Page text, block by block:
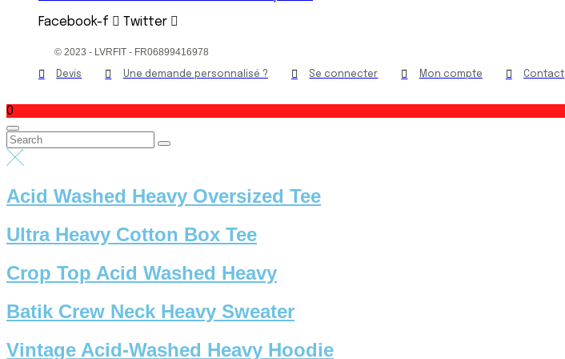
Facebook-f
Twitter
© 2023 - LVRFIT - FR06899416978
Devis Une demande personnalisé ? Se connecter Mon compte Contact
0
Acid Washed Heavy Oversized Tee
Ultra Heavy Cotton Box Tee
Crop Top Acid Washed Heavy
Batik Crew Neck Heavy Sweater
Vintage Acid-Washed Heavy Hoodie